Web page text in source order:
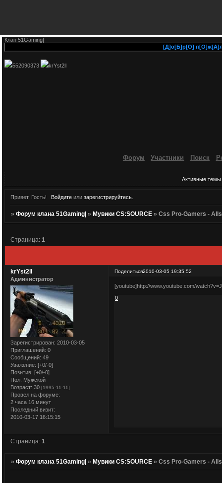
Клан 51Gaming|
[Д]о[Б]р[О]
552090373 krYst2ll
Форум Участники Поиск
Активные темы
Привет, Гость! Войдитеили зарегистрируйтесь.
»Форум клана 51Gaming| » Мувики CS:SOURCE »Css Pro-Gamers -
Страница:1
Поделиться2010-03-05 19:35:52
krYst2ll
Администратор
Зарегистрирован: 2010-03-05
Приглашений: 0
Сообщений: 49
Уважение: [+0/-0]
Позитив: [+0/-0]
Пол: Мужской
Возраст: 30 [1995-11-11]
Провел на форуме:
2 часа 16 минут
Последний визит:
2010-03-17 16:15:15
[youtube]http://www.youtube.com/
0
Страница: 1
»Форум клана 51Gaming| » Мувики CS:SOURCE »Css Pro-Gamers -